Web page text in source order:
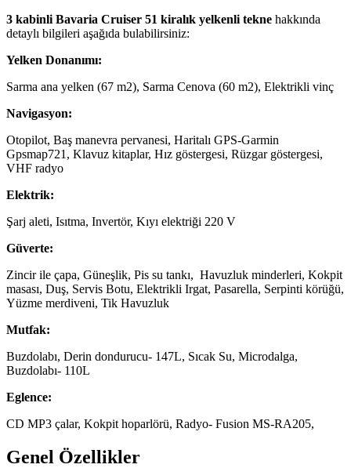
3 kabinli Bavaria Cruiser 51 kiralık yelkenli tekne hakkında
detaylı bilgileri aşağıda bulabilirsiniz:
Yelken Donanımı:
Sarma ana yelken (67 m2), Sarma Cenova (60 m2), Elektrikli vinç
Navigasyon:
Otopilot, Baş manevra pervanesi, Haritalı GPS-Garmin
Gpsmap721, Klavuz kitaplar, Hız göstergesi, Rüzgar göstergesi,
VHF radyo
Elektrik:
Şarj aleti, Isıtma, Invertör, Kıyı elektriği 220 V
Güverte:
Zincir ile çapa, Güneşlik, Pis su tankı, Havuzluk minderleri, Kokpit
masası, Duş, Servis Botu, Elektrikli Irgat, Pasarella, Serpinti körüğü,
Yüzme merdiveni, Tik Havuzluk
Mutfak:
Buzdolabı, Derin dondurucu- 147L, Sıcak Su, Microdalga,
Buzdolabı- 110L
Eglence:
CD MP3 çalar, Kokpit hoparlörü, Radyo- Fusion MS-RA205,
Genel Özellikler